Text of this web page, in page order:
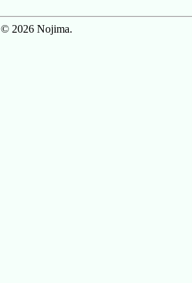
© 2026 Nojima.